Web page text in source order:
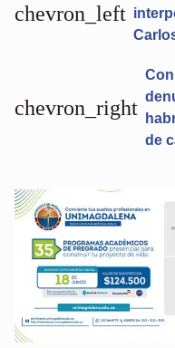
chevron_left
de
chevron_right